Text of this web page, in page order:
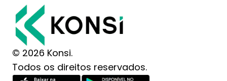
© 2026 Konsi.
Todos os direitos reservados.